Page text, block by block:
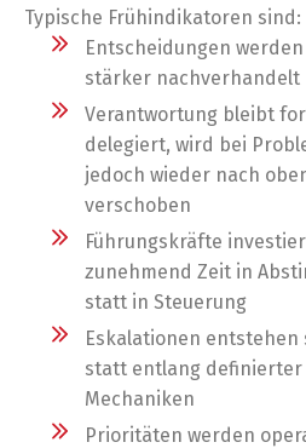
Typische Frühindikatoren sind:
Entscheidungen
stärker nachverhandelt
Verantwortung bleibt
delegiert, wird bei
jedoch wieder nach
verschoben
Führungskräfte
zunehmend Zeit in
statt in Steuerung
Eskalationen entstehen
statt entlang definierter
Mechaniken
Prioritäten werden